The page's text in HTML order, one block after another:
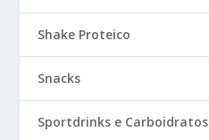
Shake Proteico
Snacks
Sportdrinks e Carboidratos